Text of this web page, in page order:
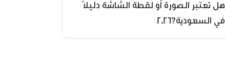
هل تعتبر الصورة أو لقطة الشاشة دليلًا
في السعودية؟2026